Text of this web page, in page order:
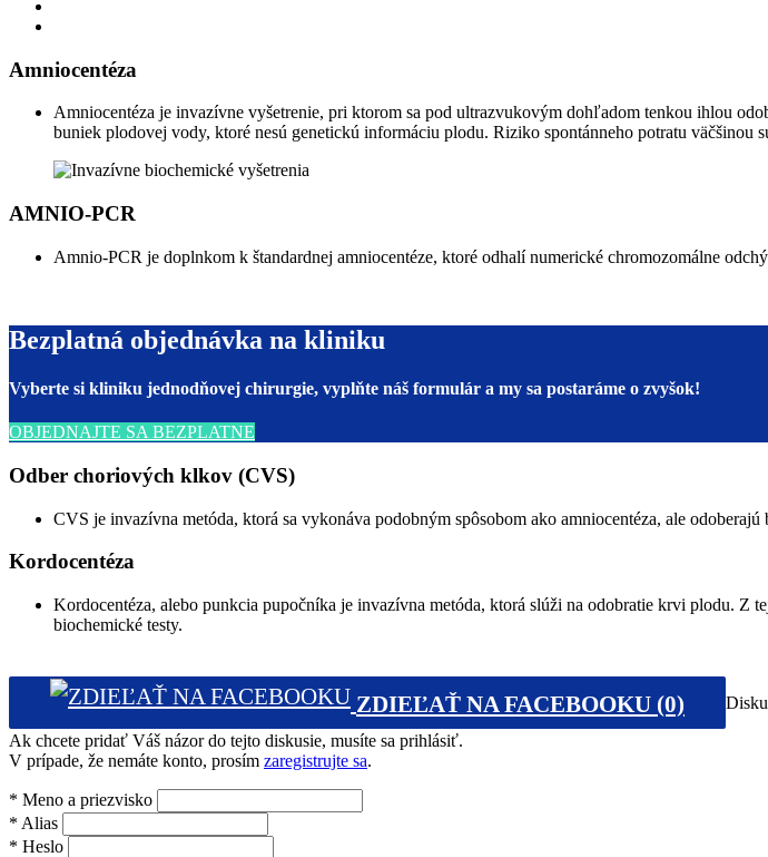
Amniocentéza
Amniocentéza je invazívne vyšetrenie, pri ktorom sa pod ultrazvukovým dohľadom tenkou ihlou
buniek plodovej vody, ktoré nesú genetickú informáciu plodu. Riziko spontánneho potratu väčšinou
AMNIO-PCR
Amnio-PCR je doplnkom k štandardnej amniocentéze, ktoré odhalí numerické chromozomálne
Bezplatná objednávka na kliniku
Vyberte si kliniku jednodňovej chirurgie, vyplňte náš formulár a my sa postaráme o zvyšok!
OBJEDNAJTE SA BEZPLATNE
Odber choriových klkov (CVS)
CVS je invazívna metóda, ktorá sa vykonáva podobným spôsobom ako amniocentéza, ale
Kordocentéza
Kordocentéza, alebo punkcia pupočníka je invazívna metóda, ktorá slúži na odobratie krvi plodu.
biochemické testy.
ZDIEĽAŤ NA FACEBOOKU (0)
Ak chcete pridať Váš názor do tejto diskusie, musíte sa prihlásiť.
V prípade, že nemáte konto, prosím zaregistrujte sa.
* Meno a priezvisko
* Alias
* Heslo